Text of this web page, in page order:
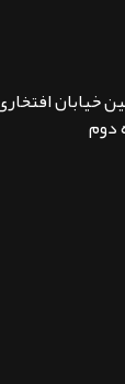
بین خیابان
دوم